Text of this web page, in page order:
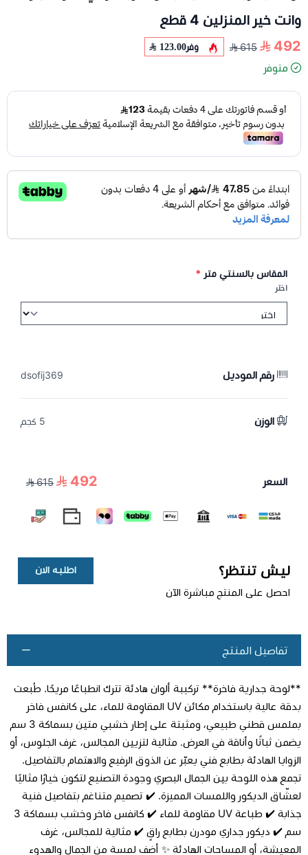
وانت خير المنزلين 4 قطع
492
615 وفر123.00
متوفر
المقاس بالسنتي متر *
اختر
رقم الموديل dsofij369
الوزن 5 كجم
السعر 492
615
ليش تنتظر؟
احصل على المنتج مباشرة الآن
اطلبه الان
اطلب المنتج
تفاصيل المنتج
**لوحة جدارية فاخرة** تركيبة ألوان هادئة تترك انطباعًا مريحًا. طُبعت
بدقة عالية باستخدام مكائن UV المقاوِمة للماء، على كانفس فاخر
بملمس قطني طبيعي، ومثبتة على إطار خشبي متين بسماكة 3 سم
يضمن ثباتًا وأناقة في العرض. مثالية لتزيين المجالس، غرف الجلوس، أو
الزوايا الهادئة بطابع فني يعبّر عن الذوق الرفيع والاهتمام بالتفاصيل.
تجمع هذه اللوحة بين الجمال البصري وجودة التصنيع لتكون خيارًا مثاليًا
لعشّاق الديكور واللمسات المميزة. ✔️ تصميم متناغم بتفاصيل فنية
جذابة ✔️ طباعة UV مقاومة للماء ✔️ كانفس فاخر وخشب بسماكة 3
سم ✔️ ديكور جداري مودرن بطابع راقٍ ✔️ مثالية للمجالس، غرف
المعيشة، أو المساحات الهادئة ✨ أضف لمسة من الجمال والهدوء